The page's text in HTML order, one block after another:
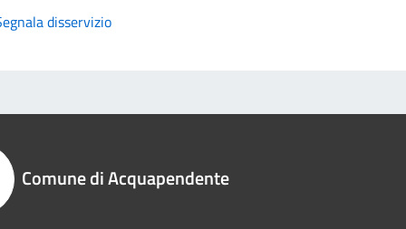
disservizio
Comune di Acquapendente